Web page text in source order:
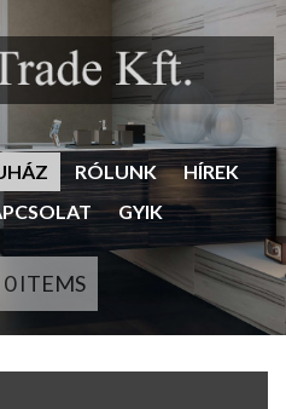
RÓLUNK
HÍREK
GYIK
0 ITEMS